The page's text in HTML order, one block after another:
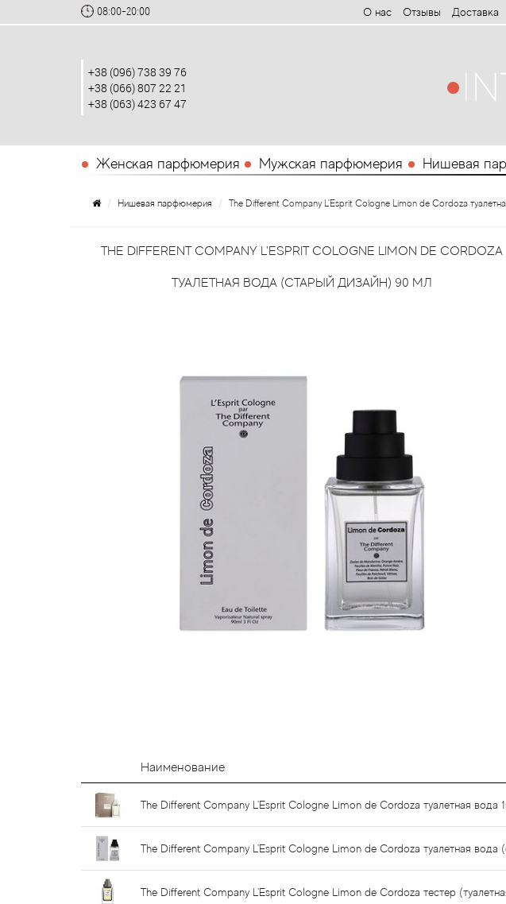
08:00-20:00 О нас Отзывы Доставка
+38 (096) 738 39 76
+38 (066) 807 22 21
+38 (063) 423 67 47
Женская парфюмерия Мужская парфюмерия Нишевая
Нишевая парфюмерия The Different Company L'Esprit Cologne Limon de Cordoza
THE DIFFERENT COMPANY L'ESPRIT COLOGNE LIMON DE CORDOZA
ТУАЛЕТНАЯ ВОДА (СТАРЫЙ ДИЗАЙН) 90 МЛ
Наименование
The Different Company L'Esprit Cologne Limon de Cordoza туалетная вода
The Different Company L'Esprit Cologne Limon de Cordoza туалетная вода
The Different Company L'Esprit Cologne Limon de Cordoza тестер